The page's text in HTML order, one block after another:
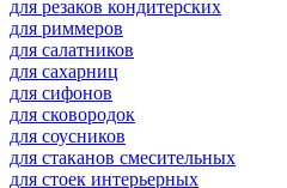
для резаков кондитерских
для риммеров
для салатников
для сахарниц
для сифонов
для сковородок
для соусников
для стаканов смесительных
для стоек интерьерных